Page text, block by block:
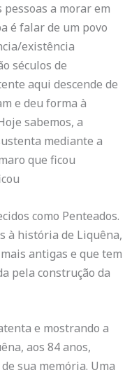
a morar em
é falar de um povo
existência
séculos de
aqui descende de
e deu forma à
sabemos, a
mediante a
que ficou
como Penteados.
à história de Liquêna,
antigas e que tem
pela construção da
e mostrando a
aos 84 anos,
sua memória. Uma